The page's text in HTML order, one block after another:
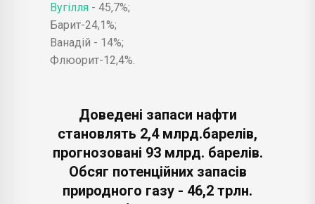
Вугілля - 45,7%;
Барит-24,1%;
Ванадій - 14%;
Флюорит-12,4%.
Доведені запаси нафти
становлять 2,4 млрд.барелів,
прогнозовані 93 млрд. барелів.
Обсяг потенційних запасів
природного газу - 46,2 трлн.